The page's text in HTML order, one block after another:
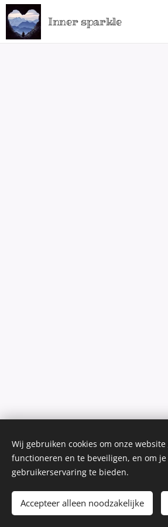
Inner sparkle
Inner beauty
Wij gebruiken cookies om onze
functioneren en te beveiligen, en om
gebruikerservaring te bieden.
Accepteer alleen noodzakelijke